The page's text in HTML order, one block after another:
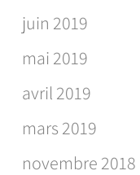
juin 2019
mai 2019
avril 2019
mars 2019
novembre 2018